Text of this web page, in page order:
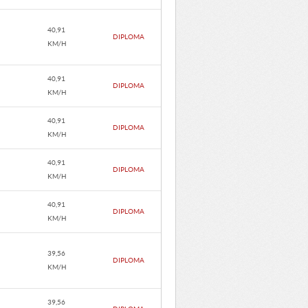
40,91
KM/H
DIPLOMA
40,91
KM/H
DIPLOMA
40,91
KM/H
DIPLOMA
40,91
KM/H
DIPLOMA
40,91
KM/H
DIPLOMA
39,56
KM/H
DIPLOMA
39,56